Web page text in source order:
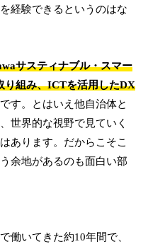
経験できるというのはな
サスティナブル・スマー
り組み、ICTを活用したDX
です。とはいえ他自治体と
世界的な視野で見ていく
あります。だからこそこ
余地があるのも面白い部
働いてきた約10年間で、